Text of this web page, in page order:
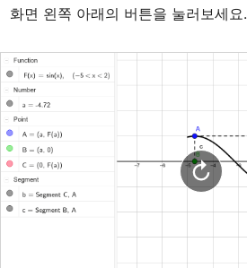
화면 왼쪽 아래의 버튼을 눌러보세요.